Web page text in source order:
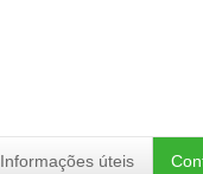
Informações úteis